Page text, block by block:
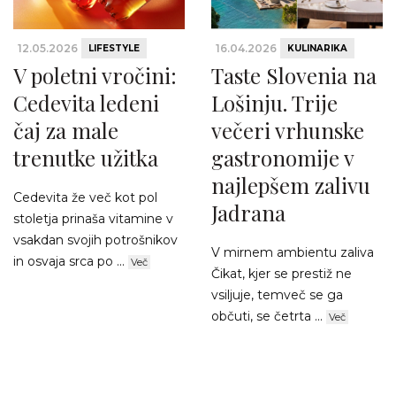
12.05.2026 LIFESTYLE
V poletni vročini:
Cedevita ledeni
čaj za male
trenutke užitka
Cedevita že več kot pol
stoletja prinaša vitamine v
vsakdan svojih potrošnikov
in osvaja srca po ... Več
16.04.2026 KULINARIKA
Taste Slovenia na
Lošinju. Trije
večeri vrhunske
gastronomije v
najlepšem zalivu
Jadrana
V mirnem ambientu zaliva
Čikat, kjer se prestiž ne
vsiljuje, temveč se ga
občuti, se četrta ... Več